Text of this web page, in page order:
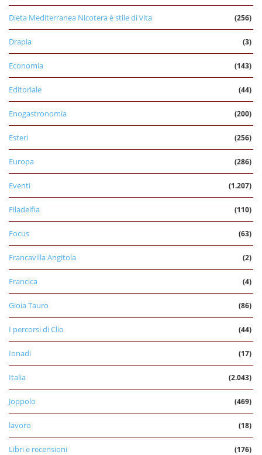
Dieta Mediterranea Nicotera è stile di vita (256)
Drapia (3)
Economia (143)
Editoriale (44)
Enogastronomia (200)
Esteri (256)
Europa (286)
Eventi (1.207)
Filadelfia (110)
Focus (63)
Francavilla Angitola (2)
Francica (4)
Gioia Tauro (86)
I percorsi di Clio (44)
Ionadi (17)
Italia (2.043)
Joppolo (469)
lavoro (18)
Libri e recensioni (176)